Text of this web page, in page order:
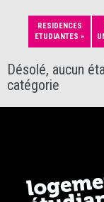
RESIDENCES
ETUDIANTES »
Désolé, aucun
catégorie